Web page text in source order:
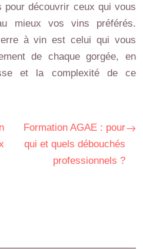
découvrir ceux qui vous
mieux vos vins préférés.
à vin est celui qui vous
de chaque gorgée, en
et la complexité de ce
Formation AGAE : pour
qui et quels débouchés
professionnels ?